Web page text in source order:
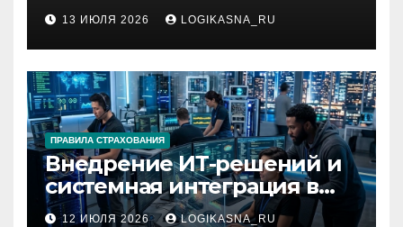
материалов и
инструментов
13 ИЮЛЯ 2026 LOGIKASNA_RU
ПРАВИЛА СТРАХОВАНИЯ
Внедрение ИТ-решений и
системная интеграция в
бизнесе
12 ИЮЛЯ 2026 LOGIKASNA_RU